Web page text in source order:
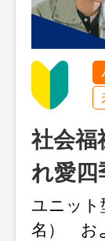
社会
れ愛四
ユニット
名） お